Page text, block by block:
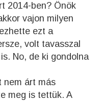
2014-ben? Önök
vajon milyen
ezt a
volt tavasszal
No, de ki gondolna
nem árt más
meg is tettük. A